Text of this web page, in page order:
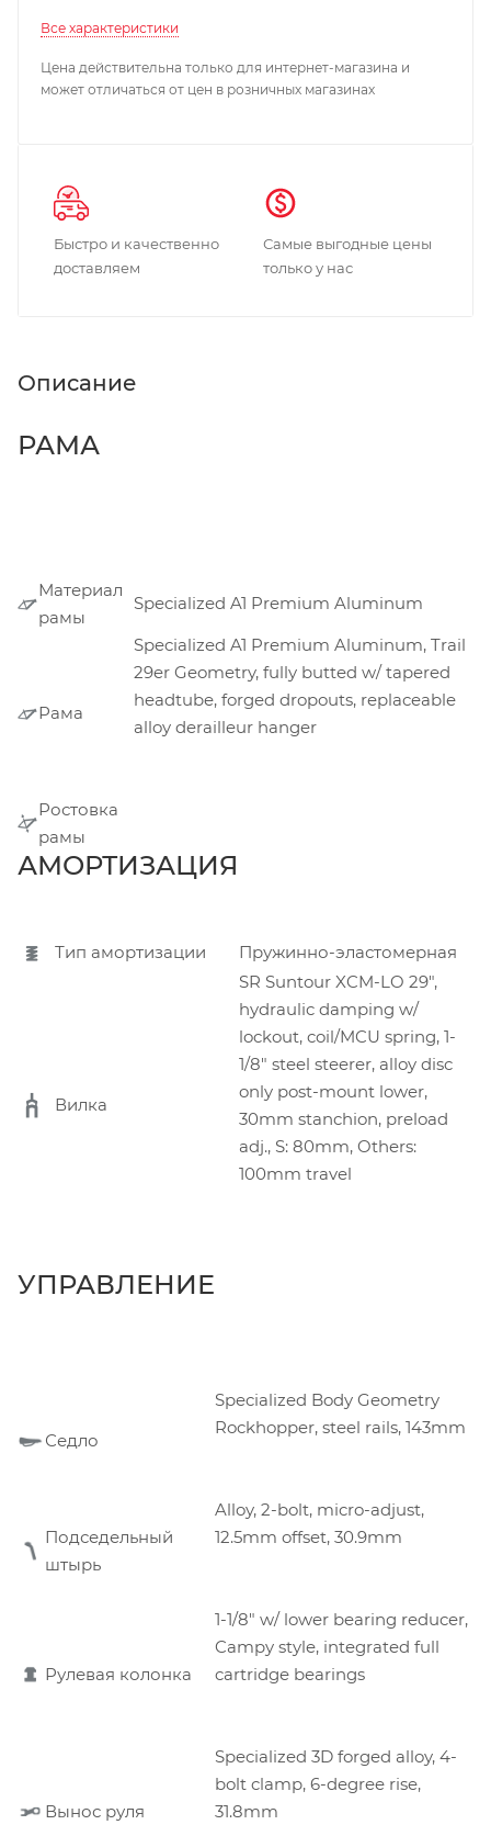
Все характеристики
Цена действительна только для интернет-магазина и
может отличаться от цен в розничных магазинах
Быстро и качественно
доставляем
Самые выгодные цены
только у нас
Описание
РАМА
Материал
рамы
Specialized A1 Premium Aluminum
Рама
Specialized A1 Premium Aluminum, Trail
29er Geometry, fully butted w/ tapered
headtube, forged dropouts, replaceable
alloy derailleur hanger
Ростовка
рамы
АМОРТИЗАЦИЯ
Тип амортизации Пружинно-эластомерная
Вилка
SR Suntour XCM-LO 29",
hydraulic damping w/
lockout, coil/MCU spring, 1-
1/8" steel steerer, alloy disc
only post-mount lower,
30mm stanchion, preload
adj., S: 80mm, Others:
100mm travel
УПРАВЛЕНИЕ
Седло
Specialized Body Geometry
Rockhopper, steel rails, 143mm
Подседельный
штырь
Alloy, 2-bolt, micro-adjust,
12.5mm offset, 30.9mm
Рулевая колонка
1-1/8" w/ lower bearing reducer,
Campy style, integrated full
cartridge bearings
Вынос руля
Specialized 3D forged alloy, 4-
bolt clamp, 6-degree rise,
31.8mm